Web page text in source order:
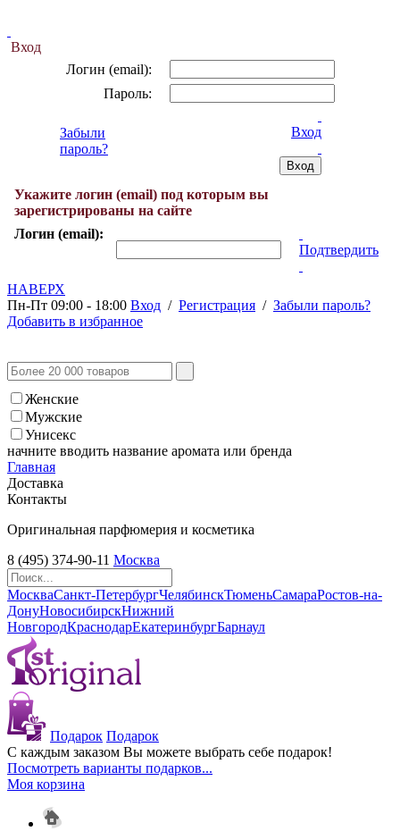
Вход
Логин (email):
Пароль:
Забыли
пароль?
Вход
Укажите логин (email) под которым вы
зарегистрированы на сайте
Логин (email):
Подтвердить
НАВЕРХ
Пн-Пт 09:00 - 18:00 Вход / Регистрация / Забыли пароль?
Добавить в избранное
Женские
Мужские
Унисекс
начните вводить название аромата или бренда
Главная
Доставка
Контакты
Оригинальная парфюмерия и косметика
8 (495) 374-90-11 Москва
МоскваСанкт-ПетербургЧелябинскТюменьСамараРостов-на-
ДонуНовосибирскНижний
НовгородКраснодарЕкатеринбургБарнаул
Подарок Подарок
С каждым заказом Вы можете выбрать себе подарок!
Посмотреть варианты подарков...
Моя корзина